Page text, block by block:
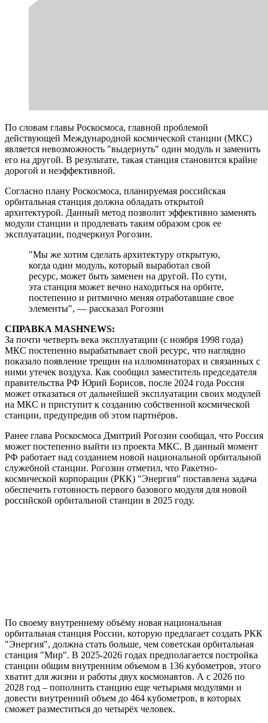
По словам главы Роскосмоса, главной проблемой
действующей Международной космической станции (МКС)
является невозможность "выдернуть" один модуль и заменить
его на другой. В результате, такая станция становится крайне
дорогой и неэффективной.
Согласно плану Роскосмоса, планируемая российская
орбитальная станция должна обладать открытой
архитектурой. Данный метод позволит эффективно заменять
модули станции и продлевать таким образом срок ее
эксплуатации, подчеркнул Рогозин.
"Мы же хотим сделать архитектуру открытую,
когда один модуль, который выработал свой
ресурс, может быть заменен на другой. По сути,
эта станция может вечно находиться на орбите,
постепенно и ритмично меняя отработавшие свое
элементы", — рассказал Рогозин
СПРАВКА MASHNEWS:
За почти четверть века эксплуатации (с ноября 1998 года)
МКС постепенно вырабатывает свой ресурс, что наглядно
показало появление трещин на иллюминаторах и связанных с
ними утечек воздуха. Как сообщил заместитель председателя
правительства РФ Юрий Борисов, после 2024 года Россия
может отказаться от дальнейшей эксплуатации своих модулей
на МКС и приступит к созданию собственной космической
станции, предупредив об этом партнёров.
Ранее глава Роскосмоса Дмитрий Рогозин сообщал, что Россия
может постепенно выйти из проекта МКС. В данный момент
РФ работает над созданием новой национальной орбитальной
служебной станции. Рогозин отметил, что Ракетно-
космической корпорации (РКК) "Энергия" поставлена задача
обеспечить готовность первого базового модуля для новой
российской орбитальной станции в 2025 году.
По своему внутреннему объёму новая национальная
орбитальная станция России, которую предлагает создать РКК
"Энергия", должна стать больше, чем советская орбитальная
станция "Мир". В 2025-2026 годах предполагается постройка
станции общим внутренним объемом в 136 кубометров, этого
хватит для жизни и работы двух космонавтов. А с 2026 по
2028 год – пополнить станцию еще четырьмя модулями и
довести внутренний объем до 464 кубометров, в которых
сможет разместиться до четырёх человек.